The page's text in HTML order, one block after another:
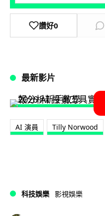
讚好0
最新影片
AI 演員 Tilly Norwood
科技娛樂 影視娛樂